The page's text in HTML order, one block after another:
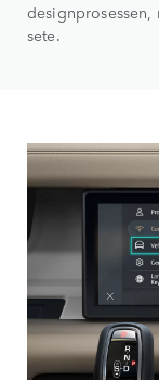
sete.